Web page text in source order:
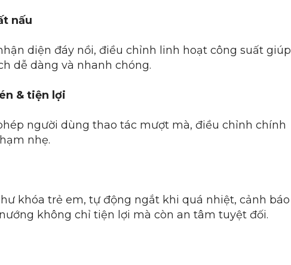
nấu
diện đáy nồi, điều chỉnh linh hoạt công suất giúp
dễ dàng và nhanh chóng.
& tiện lợi
người dùng thao tác mượt mà, điều chỉnh chính
nhẹ.
khóa trẻ em, tự động ngắt khi quá nhiệt, cảnh báo
không chỉ tiện lợi mà còn an tâm tuyệt đối.